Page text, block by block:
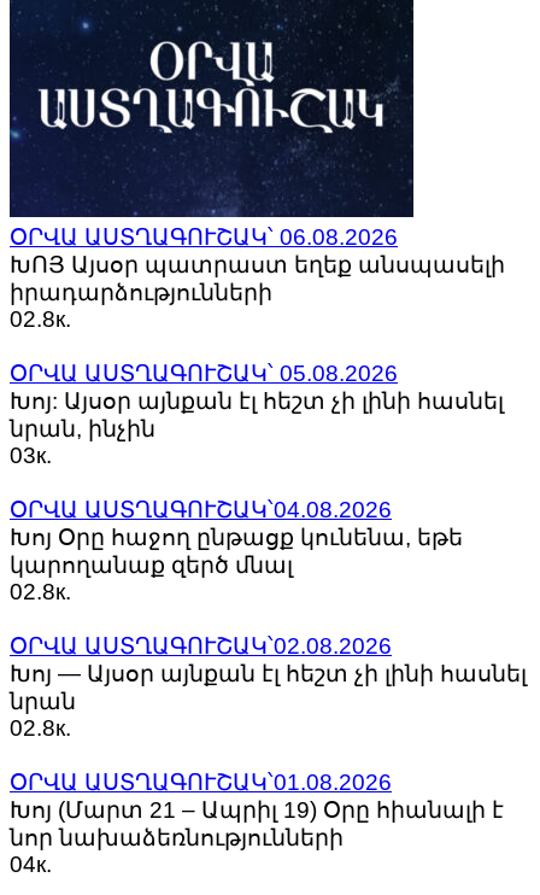
ՕՐՎԱ ԱՍՏՂԱԳՈՒՇԱԿ՝ 06.08.2026
ԽՈՅ Այսօր պատրաստ եղեք անսպասելի
իրադարձությունների
02.8к.
ՕՐՎԱ ԱՍՏՂԱԳՈՒՇԱԿ՝ 05.08.2026
Խոյ: Այսօր այնքան էլ հեշտ չի լինի հասնել
նրան, ինչին
03к.
ՕՐՎԱ ԱՍՏՂԱԳՈՒՇԱԿ՝04.08.2026
Խոյ Օրը հաջող ընթացք կունենա, եթե
կարողանաք զերծ մնալ
02.8к.
ՕՐՎԱ ԱՍՏՂԱԳՈՒՇԱԿ՝02.08.2026
Խոյ — Այսօր այնքան էլ հեշտ չի լինի հասնել
նրան
02.8к.
ՕՐՎԱ ԱՍՏՂԱԳՈՒՇԱԿ՝01.08.2026
Խոյ (Մարտ 21 – Ապրիլ 19) ​Օրը հիանալի է
նոր նախաձեռնությունների
04к.